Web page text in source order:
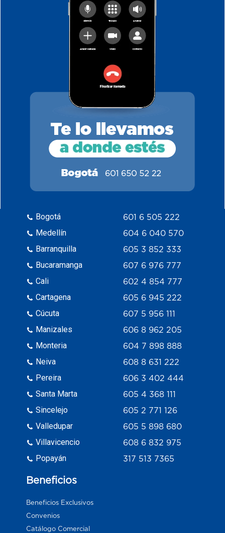
Bogotá
Medellín
Barranquilla
Bucaramanga
Cali
Cartagena
Cúcuta
Manizales
Monteria
Neiva
Pereira
Santa Marta
Sincelejo
Valledupar
Villavicencio
Popayán
601 6 505 222
604 6 040 570
605 3 852 333
607 6 976 777
602 4 854 777
605 6 945 222
607 5 956 111
606 8 962 205
604 7 898 888
608 8 631 222
606 3 402 444
605 4 368 111
605 2 771 126
605 5 898 680
608 6 832 975
317 513 7365
Beneficios
Beneficios Exclusivos
Convenios
Catálogo Comercial